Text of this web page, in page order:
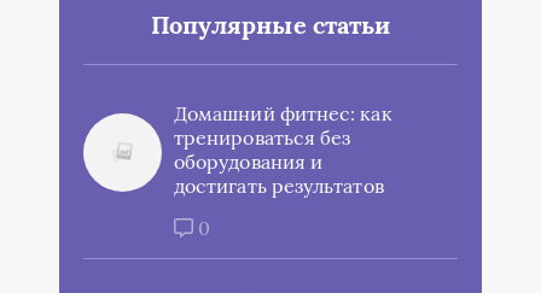
Популярные статьи
Домашний фитнес: как
тренироваться без
оборудования и
достигать результатов
0